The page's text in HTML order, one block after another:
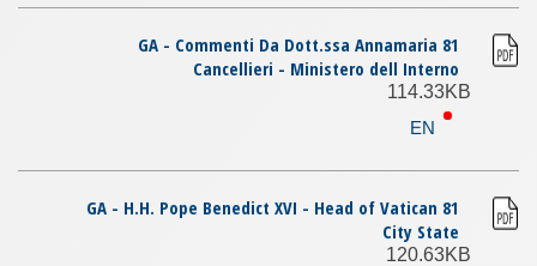
81 GA - Commenti Da Dott.ssa Annamaria
Cancellieri - Ministero dell Interno
114.33KB
EN
81 GA - H.H. Pope Benedict XVI - Head of Vatican
City State
120.63KB